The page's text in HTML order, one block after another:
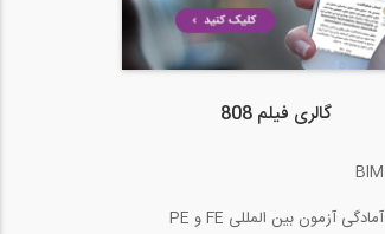
گالری فیلم 808
BIM
آمادگی آزمون بین المللی FE و PE